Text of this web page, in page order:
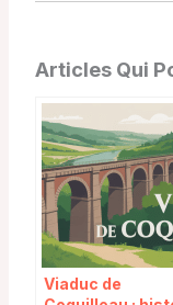
Articles Qui
Viaduc de